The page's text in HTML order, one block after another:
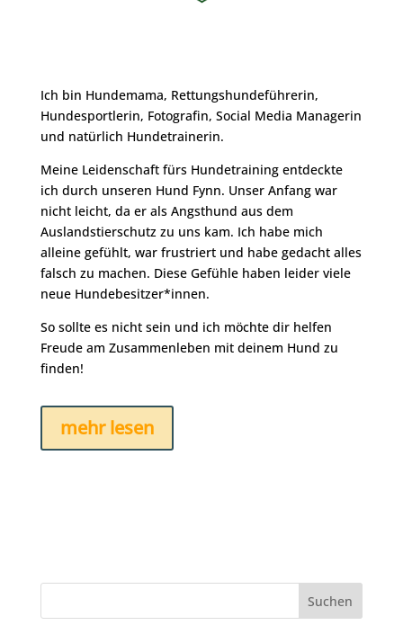
Ich bin Hundemama, Rettungshundeführerin,
Hundesportlerin, Fotografin, Social Media Managerin
und natürlich Hundetrainerin.
Meine Leidenschaft fürs Hundetraining entdeckte
ich durch unseren Hund Fynn. Unser Anfang war
nicht leicht, da er als Angsthund aus dem
Auslandstierschutz zu uns kam. Ich habe mich
alleine gefühlt, war frustriert und habe gedacht alles
falsch zu machen. Diese Gefühle haben leider viele
neue Hundebesitzer*innen.
So sollte es nicht sein und ich möchte dir helfen
Freude am Zusammenleben mit deinem Hund zu
finden!
mehr lesen